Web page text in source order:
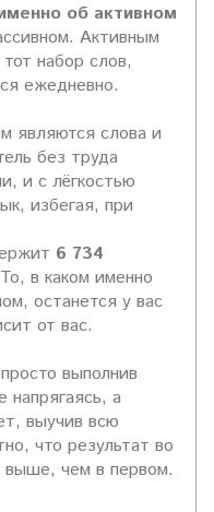
об активном
Активным
набор слов,
ежедневно.
являются слова и
без труда
и с лёгкостью
избегая, при
6 734
в каком именно
останется у вас
от вас.
выполнив
напрягаясь, а
выучив всю
что результат во
выше, чем в первом.